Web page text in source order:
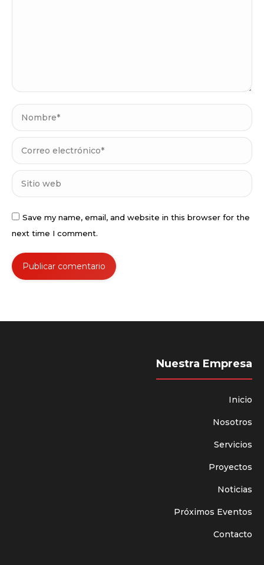
Nombre *
Correo electrónico *
Sitio web
Save my name, email, and website in this browser for the
next time I comment.
Publicar comentario
Nuestra Empresa
Inicio
Nosotros
Servicios
Proyectos
Noticias
Próximos Eventos
Contacto